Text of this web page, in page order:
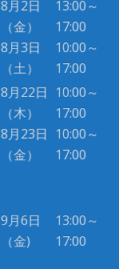
8月2日
（金）
8月3日
（土）
13:00～
17:00
10:00～
17:00
8月22日
（木）
8月23日
（金）
10:00～
17:00
10:00～
17:00
9月6日
（金)
13:00～
17:00